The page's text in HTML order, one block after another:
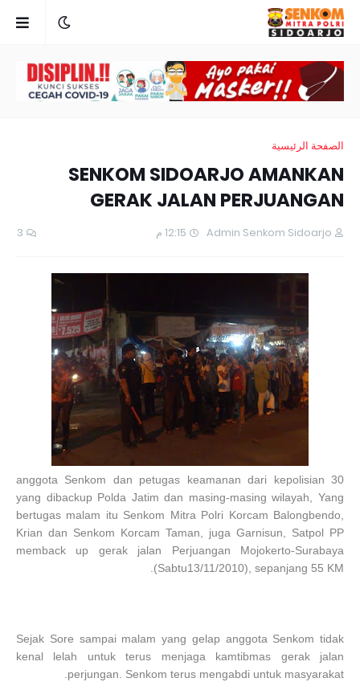
الصفحة الرئيسية
SENKOM SIDOARJO AMANKAN
GERAK JALAN PERJUANGAN
Admin Senkom Sidoarjo 12:15 م 3
30 anggota Senkom dan petugas keamanan dari kepolisian
yang dibackup Polda Jatim dan masing-masing wilayah, Yang
bertugas malam itu Senkom Mitra Polri Korcam Balongbendo,
Krian dan Senkom Korcam Taman, juga Garnisun, Satpol PP
memback up gerak jalan Perjuangan Mojokerto-Surabaya
(Sabtu13/11/2010), sepanjang 55 KM.
Sejak Sore sampai malam yang gelap anggota Senkom tidak
kenal lelah untuk terus menjaga kamtibmas gerak jalan
perjungan. Senkom terus mengabdi untuk masyarakat.